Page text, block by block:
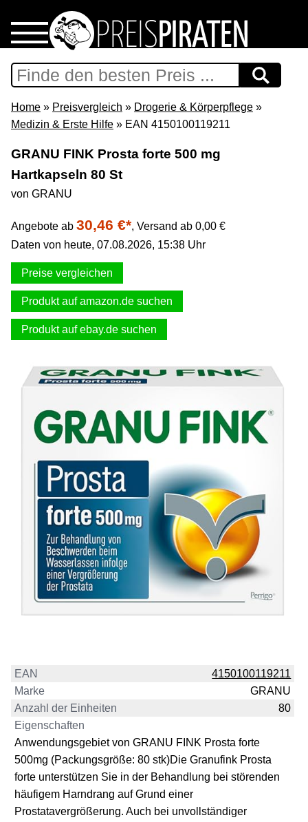
Home
Download
Support & Newsletter
Presse
Datenschutz
Impressum
Home » Preisvergleich » Drogerie & Körperpflege »
Medizin & Erste Hilfe » EAN 4150100119211
GRANU FINK Prosta forte 500 mg
Hartkapseln 80 St
von GRANU
Angebote ab 30,46 €*, Versand ab 0,00 €
Daten von heute, 07.08.2026, 15:38 Uhr
Preise vergleichen
Produkt auf amazon.de suchen
Produkt auf ebay.de suchen
EAN
4150100119211
Marke
GRANU
Anzahl der Einheiten
80
Eigenschaften
Anwendungsgebiet von GRANU FINK Prosta forte
500mg (Packungsgröße: 80 stk)Die Granufink Prosta
forte unterstützen Sie in der Behandlung bei störenden
häufigem Harndrang auf Grund einer
Prostatavergrößerung. Auch bei unvollständiger